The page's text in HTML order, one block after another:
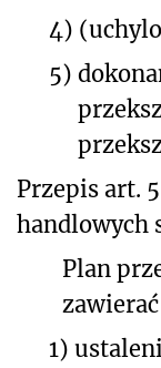
4)
5)
Przepis art.
handlowych
Plan
1)